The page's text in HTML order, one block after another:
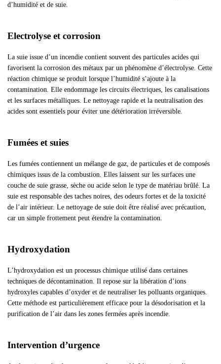
d’humidité et de suie.
Electrolyse et corrosion
La suie issue d’un incendie contient souvent des particules acides qui
favorisent la corrosion des métaux par un phénomène d’électrolyse. Cette
réaction chimique se produit lorsque l’humidité s’ajoute à la
contamination. Elle endommage les circuits électriques, les canalisations
et les surfaces métalliques. Le nettoyage rapide et la neutralisation des
acides sont essentiels pour éviter une détérioration irréversible.
Fumées et suies
Les fumées contiennent un mélange de gaz, de particules et de composés
chimiques issus de la combustion. Elles laissent sur les surfaces une
couche de suie grasse, sèche ou acide selon le type de matériau brûlé. La
suie est responsable des taches noires, des odeurs fortes et de la toxicité
de l’air intérieur. Le nettoyage de suie doit être réalisé avec précaution,
car un simple frottement peut étendre la contamination.
Hydroxydation
L’hydroxydation est un processus chimique utilisé dans certaines
techniques de décontamination. Il repose sur la libération d’ions
hydroxyles capables d’oxyder et de neutraliser les polluants organiques.
Cette méthode est particulièrement efficace pour la désodorisation et la
purification de l’air dans les zones fermées après incendie.
Intervention d’urgence